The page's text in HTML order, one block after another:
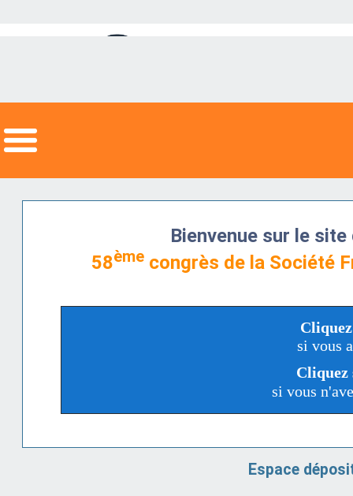
Bienvenue sur le
58èmecongrès de la Société
si vous
si vous
Espace